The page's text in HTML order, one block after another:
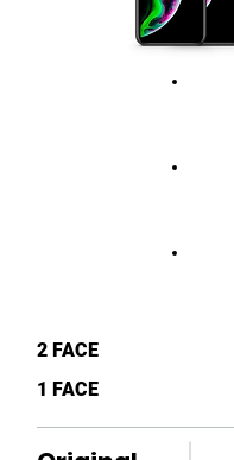
2 FACE
1 FACE